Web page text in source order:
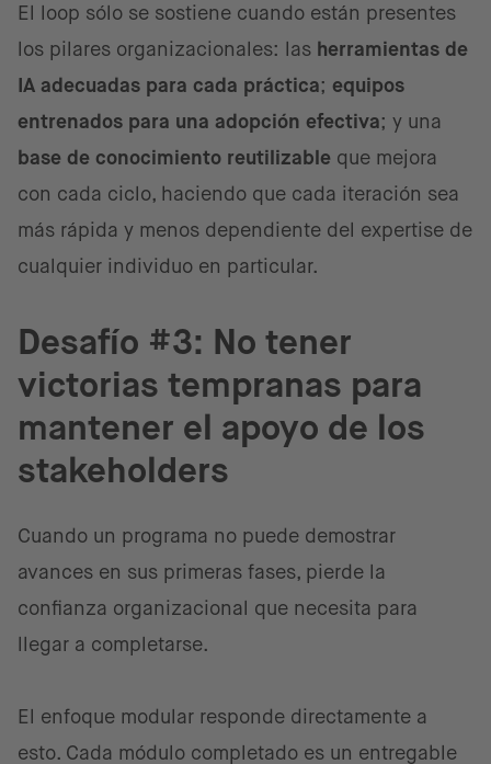
El loop sólo se sostiene cuando están presentes
los pilares organizacionales: las herramientas de
IA adecuadas para cada práctica; equipos
entrenados para una adopción efectiva; y una
base de conocimiento reutilizable que mejora
con cada ciclo, haciendo que cada iteración sea
más rápida y menos dependiente del expertise de
cualquier individuo en particular.
Desafío #3: No tener
victorias tempranas para
mantener el apoyo de los
stakeholders
Cuando un programa no puede demostrar
avances en sus primeras fases, pierde la
confianza organizacional que necesita para
llegar a completarse.
El enfoque modular responde directamente a
esto. Cada módulo completado es un entregable